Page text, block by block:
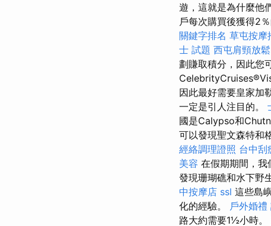
遊，這就是為什麼他
戶每次購買後獲得2
關鍵字排名 草屯按摩
士 試題 西屯肩頸放鬆
劃賺取積分，因此您
因此最好需要皇家加
一定是引人注目的。
國是Calypso和
可以發現聖文森特和
經絡調理證照 台中
美容 在假期期間，我
發現珊瑚礁和水下野
中按摩店 ssl 這些島
化的經驗。 戶外婚禮
路大約需要1½小時。